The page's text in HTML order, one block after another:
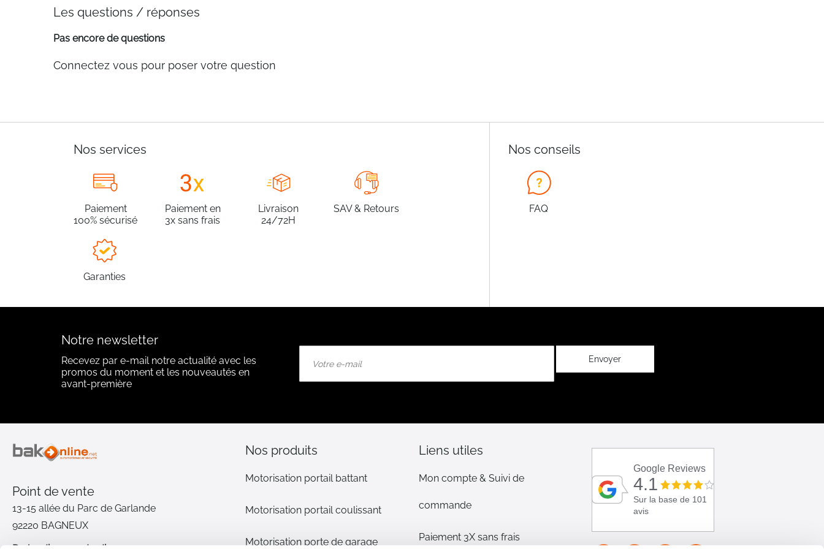
Les questions / réponses
Pas encore de questions
Connectez vous pour poser votre question
Nos services
Paiement
100% sécurisé
Paiement en
3x sans frais
Livraison
24/72H
SAV & Retours
Garanties
Nos conseils
FAQ
Notre newsletter
Recevez par e-mail notre actualité avec les
promos du moment et les nouveautés en
avant-première
notre
:
Envoyer
Point de vente
13-15 allée du Parc de Garlande
92220 BAGNEUX
Nos produits
Motorisation portail battant
Motorisation portail coulissant
Motorisation porte de garage
Liens utiles
Mon compte & Suivi de
commande
Paiement 3X sans frais
Google Reviews
4.1
Sur la base de 101
avis